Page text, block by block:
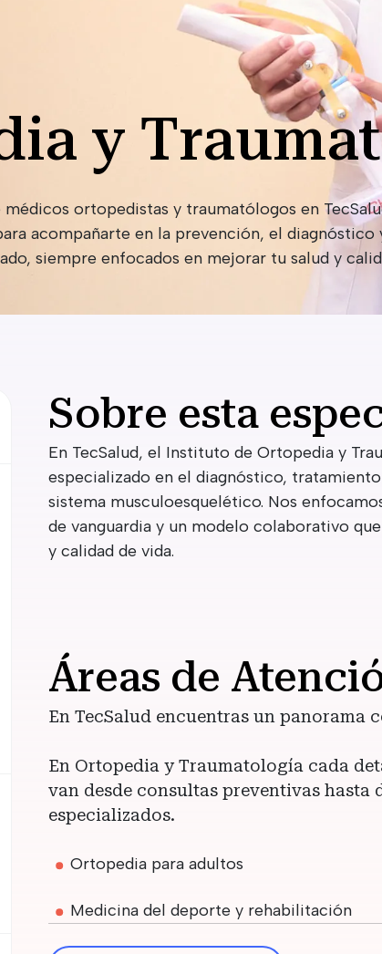
y
ortopedistas y traumatólogos en
acompañarte en la prevención, el diagnóstico
siempre enfocados en mejorar tu salud y
Sobre esta
En TecSalud, el Instituto de Ortopedia y
especializado en el diagnóstico,
sistema musculoesquelético. Nos
de vanguardia y un modelo colaborativo
y calidad de vida.
Áreas de
En TecSalud encuentras un panorama
En Ortopedia y Traumatología cada
van desde consultas preventivas hasta
especializados.
Ortopedia para adultos
Medicina del deporte y rehabilitación